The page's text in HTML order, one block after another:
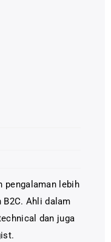
pengalaman lebih
B2C. Ahli dalam
dan juga